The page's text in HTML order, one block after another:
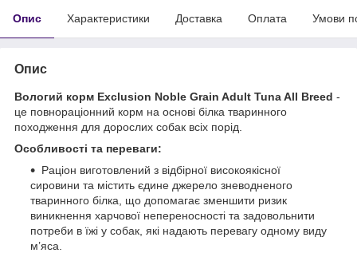
Опис Характеристики Доставка Оплата Умови
Опис
Вологий корм Exclusion Noble Grain Adult Tuna All Breed -
це повнораціонний корм на основі білка тваринного
походження для дорослих собак всіх порід.
Особливості та переваги:
Раціон виготовлений з відбірної високоякісної
сировини та містить єдине джерело зневодненого
тваринного білка, що допомагає зменшити ризик
виникнення харчової непереносності та задовольнити
потреби в їжі у собак, які надають перевагу одному виду
м’яса.